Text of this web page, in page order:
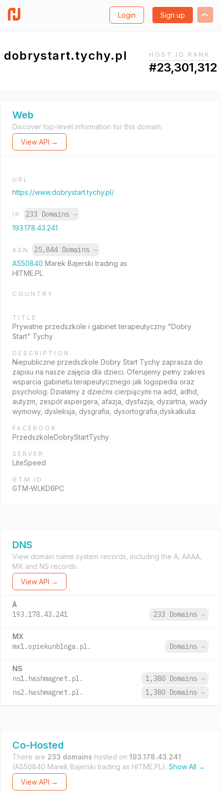
Login Sign up
dobrystart.tychy.pl HOST.IO RANK
#23,301,312
Web
Discover top-level information for this domain.
View API →
URL
https://www.dobrystart.tychy.pl/
IP 233 Domains →
193.178.43.241
ASN 25,844 Domains →
AS50840 Marek Bajerski trading as
HITME.PL
COUNTRY
TITLE
Prywatne przedszkole i gabinet terapeutyczny "Dobry
Start" Tychy
DESCRIPTION
Niepubliczne przedszkole Dobry Start Tychy zaprasza do
zapisu na nasze zajęcia dla dzieci. Oferujemy pełny zakres
wsparcia gabinetu terapeutycznego jak logopedia oraz
psycholog. Działamy z dziećmi cierpiącymi na add, adhd,
autyzm, zespół aspergera, afazja, dysfazja, dyzartria, wady
wymowy, dysleksja, dysgrafia, dysortografia,dyskalkulia.
FACEBOOK
PrzedszkoleDobryStartTychy
SERVER
LiteSpeed
GTM ID
GTM-WLKD6PC
DNS
View domain name system records, including the A, AAAA,
MX and NS records.
View API →
A
193.178.43.241 233 Domains →
MX
mx1.opiekunbloga.pl. Domains →
NS
ns1.hashmagnet.pl. 1,380 Domains →
ns2.hashmagnet.pl.
1,380 Domains →
Co-Hosted
There are 233 domains hosted on 193.178.43.241
(AS50840 Marek Bajerski trading as HITME.PL). Show All →
View API →